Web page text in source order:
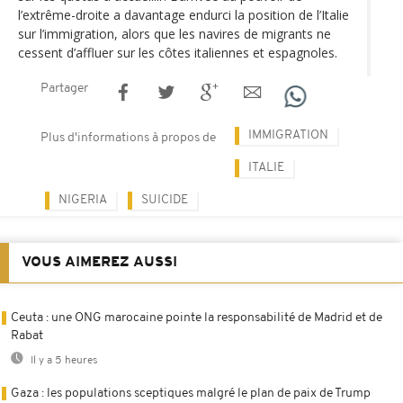
l’extrême-droite a davantage endurci la position de l’Italie
sur l’immigration, alors que les navires de migrants ne
cessent d’affluer sur les côtes italiennes et espagnoles.
Partager
Plus d'informations à propos de IMMIGRATION
ITALIE
NIGERIA SUICIDE
VOUS AIMEREZ AUSSI
Ceuta : une ONG marocaine pointe la responsabilité de Madrid et de
Rabat
Il y a 5 heures
Gaza : les populations sceptiques malgré le plan de paix de Trump